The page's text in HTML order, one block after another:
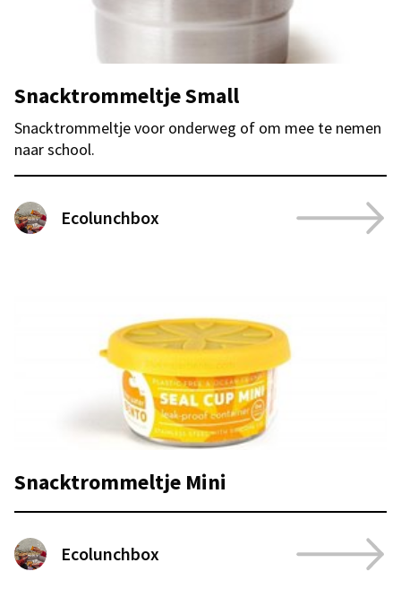
Snacktrommeltje Small
Snacktrommeltje voor onderweg of om mee te nemen
naar school.
Ecolunchbox
Snacktrommeltje Mini
Ecolunchbox